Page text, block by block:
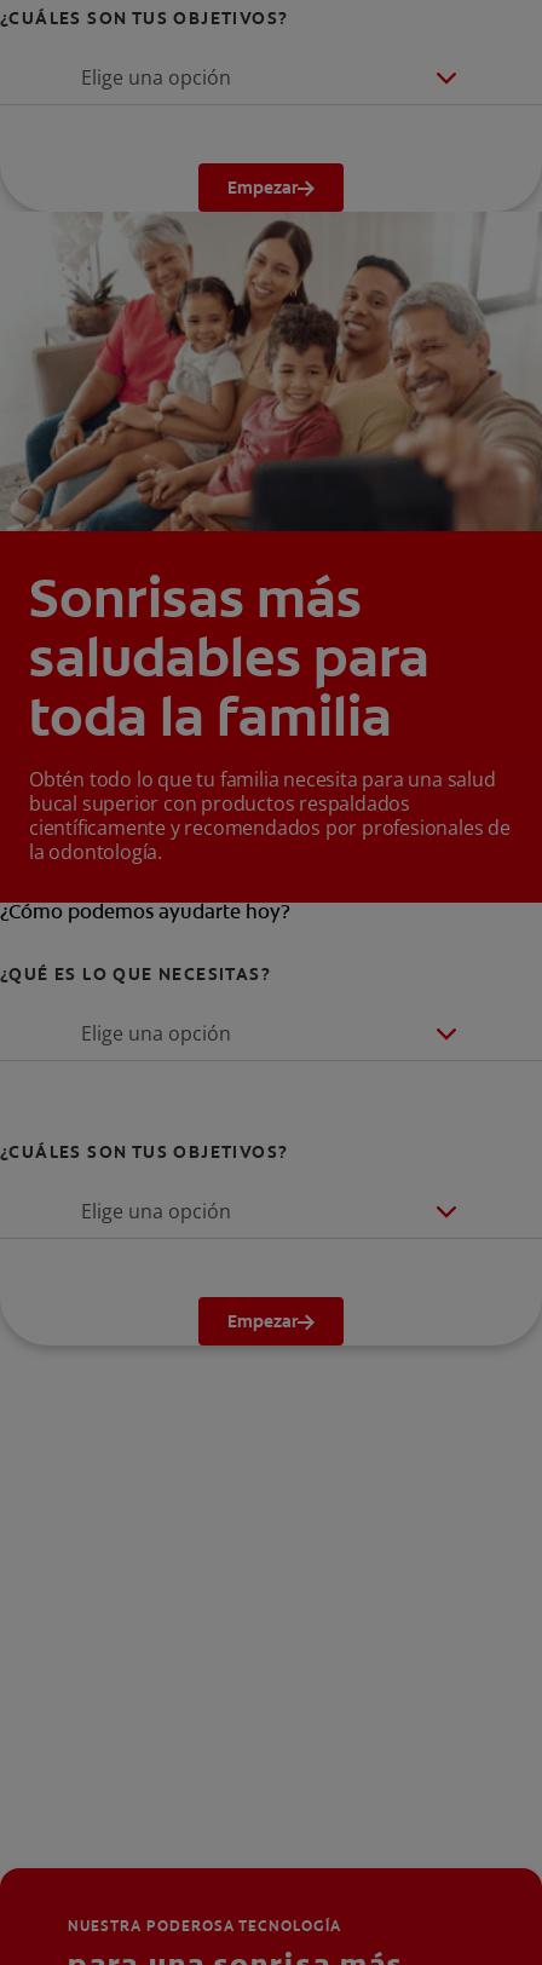
¿CUÁLES SON TUS OBJETIVOS?
Elige una opción
Empezar
Sonrisas más
saludables para
toda la familia
Obtén todo lo que tu familia necesita para una salud
bucal superior con productos respaldados
científicamente y recomendados por profesionales de
la odontología.
¿Cómo podemos ayudarte hoy?
¿QUÉ ES LO QUE NECESITAS?
Elige una opción
¿CUÁLES SON TUS OBJETIVOS?
Elige una opción
Empezar
NUESTRA PODEROSA TECNOLOGÍA